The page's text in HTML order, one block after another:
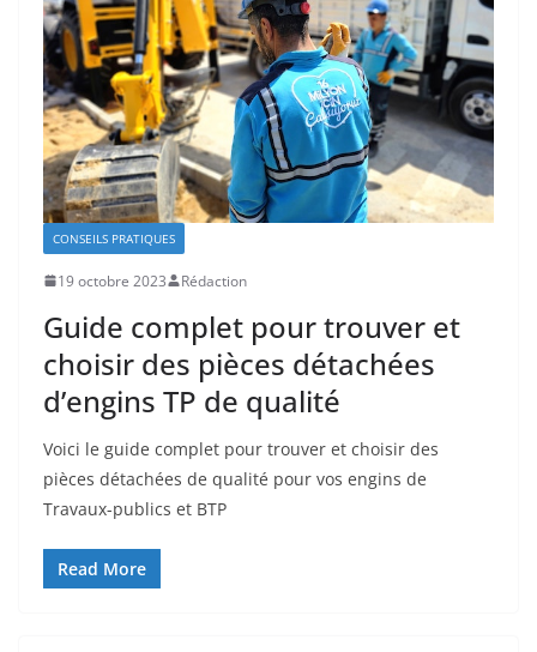
CONSEILS PRATIQUES
19 octobre 2023 Rédaction
Guide complet pour trouver et
choisir des pièces détachées
d’engins TP de qualité
Voici le guide complet pour trouver et choisir des
pièces détachées de qualité pour vos engins de
Travaux-publics et BTP
Read More